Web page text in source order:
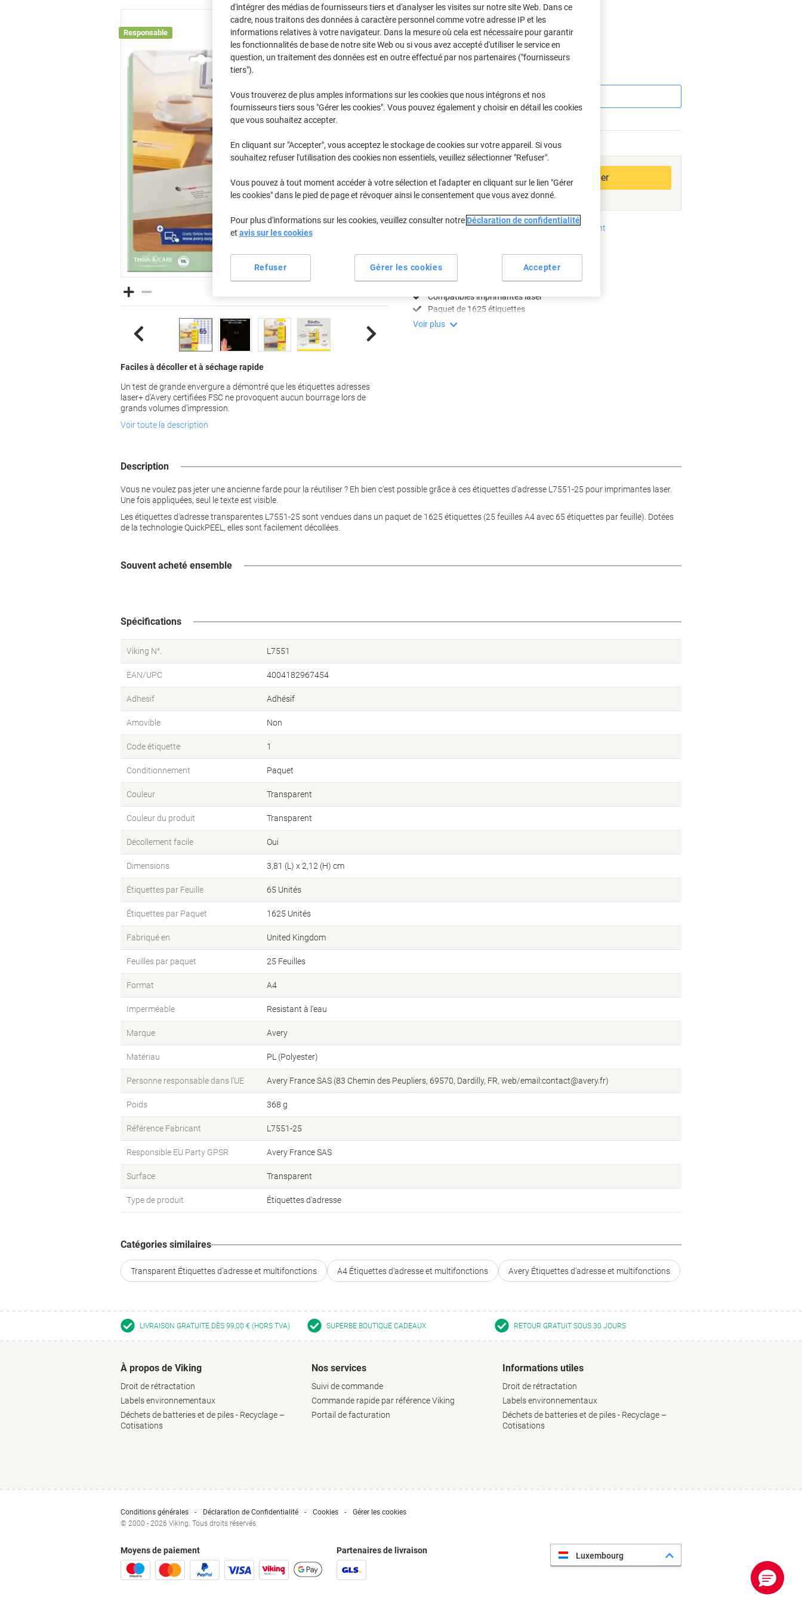
Responsable
Faciles à décoller et à séchage rapide
Un test de grande envergure a démontré que les étiquettes adresses
laser+ d’Avery certifiées FSC ne provoquent aucun bourrage lors de
grands volumes d’impression.
Voir toute la description
Achetez Plus,Dépensez Moins
€44,39 Paquet
À partir de 3 Paquets
€51,94 TVA incl.
1-2Paquets €46,39
En stock Livraison 1-2 jours ouvrables
Ajouter au panier
Ajouter à une liste
Informations de livraison Moyens de paiement
Spécifications clés
Format transparent discret
Taille 38,1 x 21,2 mm
Compatibles imprimantes laser
Paquet de 1625 étiquettes
Voir plus
Description
Vous ne voulez pas jeter une ancienne farde pour la réutiliser ? Eh bien c'est possible grâce à ces étiquettes d'adresse L7551-25 pour imprimantes laser.
Une fois appliquées, seul le texte est visible.
Les étiquettes d'adresse transparentes L7551-25 sont vendues dans un paquet de 1625 étiquettes (25 feuilles A4 avec 65 étiquettes par feuille). Dotées
de la technologie QuickPEEL, elles sont facilement décollées.
Souvent acheté ensemble
Spécifications
Viking N°. L7551
EAN/UPC 4004182967454
Adhesif Adhésif
Amovible Non
Code étiquette 1
Conditionnement Paquet
Couleur Transparent
Couleur du produit Transparent
Décollement facile Oui
Dimensions 3,81 (L) x 2,12 (H) cm
Étiquettes par Feuille 65 Unités
Étiquettes par Paquet 1625 Unités
Fabriqué en United Kingdom
Feuilles par paquet 25 Feuilles
Format A4
Imperméable Resistant à l'eau
Marque Avery
Matériau PL (Polyester)
Personne responsable dans l’UE Avery France SAS (83 Chemin des Peupliers, 69570, Dardilly, FR, web/email:contact@avery.fr)
Poids 368 g
Référence Fabricant L7551-25
Responsible EU Party GPSR Avery France SAS
Surface Transparent
Type de produit Étiquettes d'adresse
Catégories similaires
Transparent Étiquettes d'adresse et multifonctions A4 Étiquettes d'adresse et multifonctions Avery Étiquettes d'adresse et multifonctions
LIVRAISON GRATUITE DÈS 99,00 € (HORS TVA) SUPERBE BOUTIQUE CADEAUX RETOUR GRATUIT SOUS 30 JOURS
À propos de Viking
Droit de rétractation
Labels environnementaux
Déchets de batteries et de piles - Recyclage –
Cotisations
Nos services
Suivi de commande
Commande rapide par référence Viking
Portail de facturation
Informations utiles
Droit de rétractation
Labels environnementaux
Déchets de batteries et de piles - Recyclage –
Cotisations
Conditions générales Déclaration de Confidentialité Cookies
Gérer les cookies
© 2000 - 2026 Viking. Tous droits réservés
Moyens de paiement Partenaires de livraison
Luxembourg
d'intégrer des médias de fournisseurs tiers et d'analyser les visites sur notre site Web. Dans ce
cadre, nous traitons des données à caractère personnel comme votre adresse IP et les
informations relatives à votre navigateur. Dans la mesure où cela est nécessaire pour garantir
les fonctionnalités de base de notre site Web ou si vous avez accepté d'utiliser le service en
question, un traitement des données est en outre effectué par nos partenaires ("fournisseurs
tiers").
Vous trouverez de plus amples informations sur les cookies que nous intégrons et nos
fournisseurs tiers sous "Gérer les cookies". Vous pouvez également y choisir en détail les cookies
que vous souhaitez accepter.
En cliquant sur "Accepter", vous acceptez le stockage de cookies sur votre appareil. Si vous
souhaitez refuser l'utilisation des cookies non essentiels, veuillez sélectionner "Refuser".
Vous pouvez à tout moment accéder à votre sélection et l'adapter en cliquant sur le lien "Gérer
les cookies" dans le pied de page et révoquer ainsi le consentement que vous avez donné.
Pour plus d'informations sur les cookies, veuillez consulter notre Déclaration de confidentialité
et avis sur les cookies
Gérer les cookies
Refuser Accepter